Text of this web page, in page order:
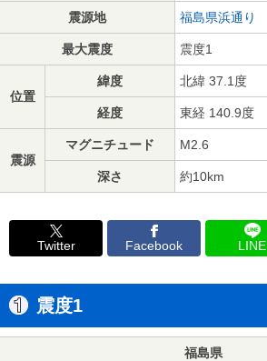
震源地 福島県浜通り
最大震度 震度1
位置
緯度 北緯 37.1度
経度 東経 140.9度
震源
マグニチュード M2.6
深さ 約10km
Twitter Facebook LINE
震度1
福島県